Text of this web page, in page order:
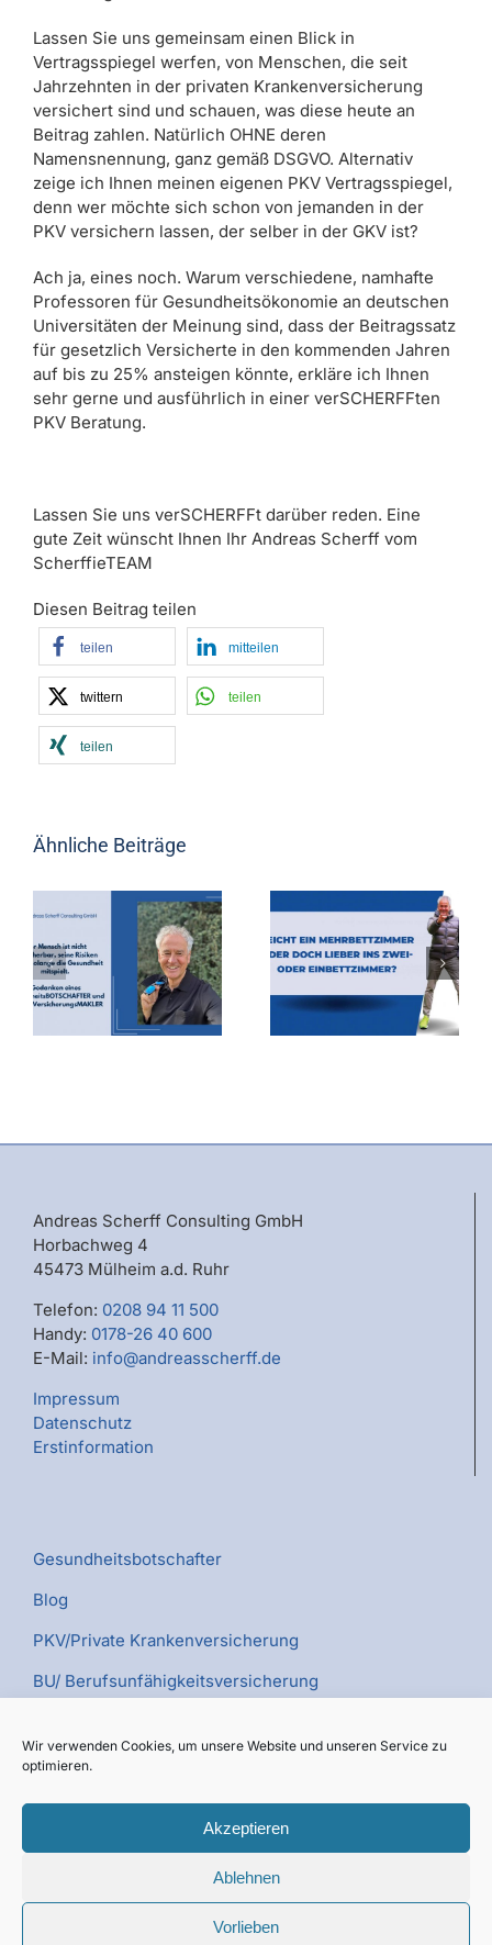
Wir verwenden Cookies, um unsere Website und unseren Service zu
optimieren.
Akzeptieren
Ablehnen
Vorlieben
Lassen Sie uns gemeinsam einen Blick in
Vertragsspiegel werfen, von Menschen, die seit
Jahrzehnten in der privaten Krankenversicherung
versichert sind und schauen, was diese heute an
Beitrag zahlen. Natürlich OHNE deren
Namensnennung, ganz gemäß DSGVO. Alternativ
zeige ich Ihnen meinen eigenen PKV Vertragsspiegel,
denn wer möchte sich schon von jemanden in der
PKV versichern lassen, der selber in der GKV ist?
Ach ja, eines noch. Warum verschiedene, namhafte
Professoren für Gesundheitsökonomie an deutschen
Universitäten der Meinung sind, dass der Beitragssatz
für gesetzlich Versicherte in den kommenden Jahren
auf bis zu 25% ansteigen könnte, erkläre ich Ihnen
sehr gerne und ausführlich in einer verSCHERFFten
PKV Beratung.
Lassen Sie uns verSCHERFFt darüber reden. Eine
gute Zeit wünscht Ihnen Ihr Andreas Scherff vom
ScherffieTEAM
Diesen Beitrag teilen
teilen mitteilen
twittern teilen
teilen
Ähnliche Beiträge
Reicht ein
Mehrbettzimmer
oder doch lieber
ins Zwei- oder
PKV >
Bilanzkennzahlen
oder
Andreas Scherff Consulting GmbH
Horbachweg 4
45473 Mülheim a.d. Ruhr
Telefon: 0208 94 11 500
Handy: 0178-26 40 600
E-Mail: info@andreasscherff.de
Impressum
Datenschutz
Erstinformation
Gesundheitsbotschafter
Blog
PKV/Private Krankenversicherung
BU/ Berufsunfähigkeitsversicherung
Kümmerer TV
© Copyright 2026 | Webdesign sem-possible.de